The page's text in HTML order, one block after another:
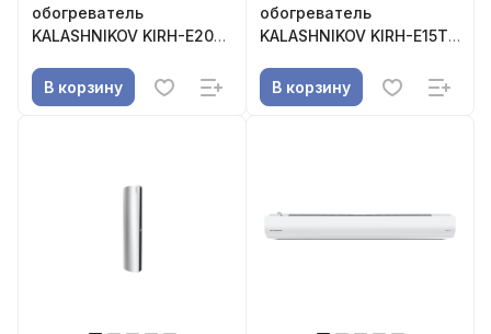
обогреватель
KALASHNIKOV KIRH-E20T-
В корзину
обогреватель
KALASHNIKOV KIRH-E15T-
В корзину